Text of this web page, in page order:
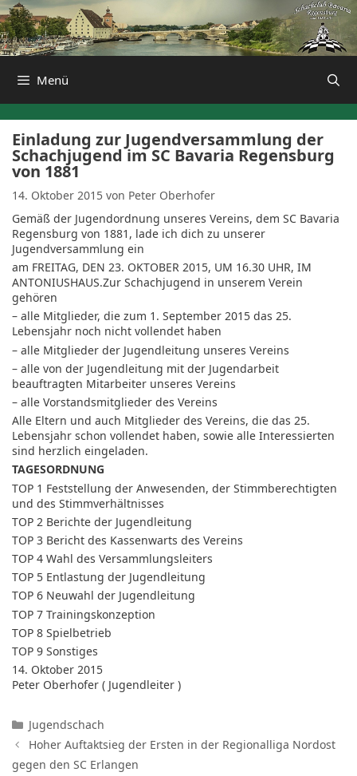
Zum
Inhalt
springen
Menü
Einladung zur Jugendversammlung der
Schachjugend im SC Bavaria Regensburg
von 1881
14. Oktober 2015 von Peter Oberhofer
Gemäß der Jugendordnung unseres Vereins, dem SC Bavaria
Regensburg von 1881, lade ich dich zu unserer
Jugendversammlung ein
am FREITAG, DEN 23. OKTOBER 2015, UM 16.30 UHR, IM
ANTONIUSHAUS.Zur Schachjugend in unserem Verein
gehören
– alle Mitglieder, die zum 1. September 2015 das 25.
Lebensjahr noch nicht vollendet haben
– alle Mitglieder der Jugendleitung unseres Vereins
– alle von der Jugendleitung mit der Jugendarbeit
beauftragten Mitarbeiter unseres Vereins
– alle Vorstandsmitglieder des Vereins
Alle Eltern und auch Mitglieder des Vereins, die das 25.
Lebensjahr schon vollendet haben, sowie alle Interessierten
sind herzlich eingeladen.
TAGESORDNUNG
TOP 1 Feststellung der Anwesenden, der Stimmberechtigten
und des Stimmverhältnisses
TOP 2 Berichte der Jugendleitung
TOP 3 Bericht des Kassenwarts des Vereins
TOP 4 Wahl des Versammlungsleiters
TOP 5 Entlastung der Jugendleitung
TOP 6 Neuwahl der Jugendleitung
TOP 7 Trainingskonzeption
TOP 8 Spielbetrieb
TOP 9 Sonstiges
14. Oktober 2015
Peter Oberhofer ( Jugendleiter )
Kategorien
Jugendschach
Hoher Auftaktsieg der Ersten in der Regionalliga Nordost
gegen den SC Erlangen